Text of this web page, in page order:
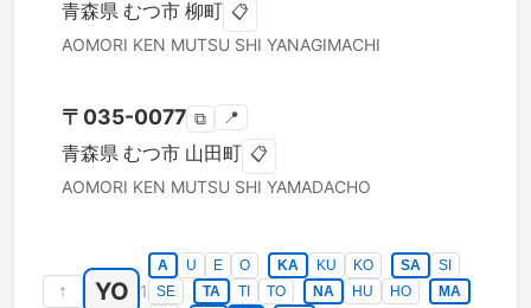
青森県 むつ市 柳町 📋
AOMORI KEN MUTSU SHI YANAGIMACHI
〒 035-0077 ⧉ 📍
青森県 むつ市 山田町 📋
AOMORI KEN MUTSU SHI YAMADACHO
↑ YO 1
A U E O KA KU KO SA
SI
SE
TA TI TO NA HU HO
MA